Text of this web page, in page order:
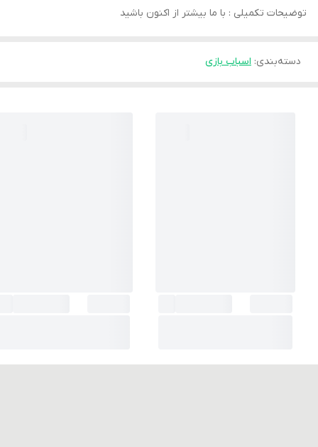
توضیحات تکمیلی : با ما بیشتر از اکنون باشید
دسته‌بندی: اسباب بازی